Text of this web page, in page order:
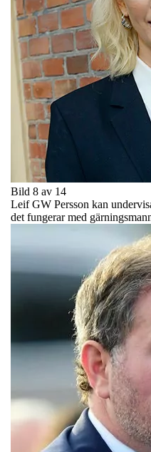
Bild 8 av 14
Leif GW Persson kan
det fungerar med